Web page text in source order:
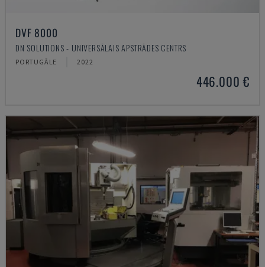
DVF 8000
DN SOLUTIONS - UNIVERSĀLAIS APSTRĀDES CENTRS
PORTUGĀLE 2022
446.000 €